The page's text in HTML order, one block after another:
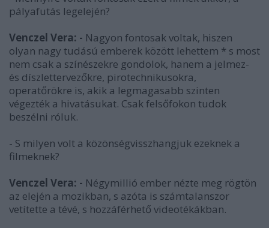
pályafutás legelején?
Venczel Vera: - Nagyon fontosak voltak, hiszen
olyan nagy tudású emberek között lehettem * s most
nem csak a színészekre gondolok, hanem a jelmez-
és díszlettervezőkre, pirotechnikusokra,
operatőrökre is, akik a legmagasabb szinten
végezték a hivatásukat. Csak felsőfokon tudok
beszélni róluk.
- S milyen volt a közönségvisszhangjuk ezeknek a
filmeknek?
Venczel Vera: - Négymillió ember nézte meg rögtön
az elején a mozikban, s azóta is számtalanszor
vetítette a tévé, s hozzáférhető videotékákban.